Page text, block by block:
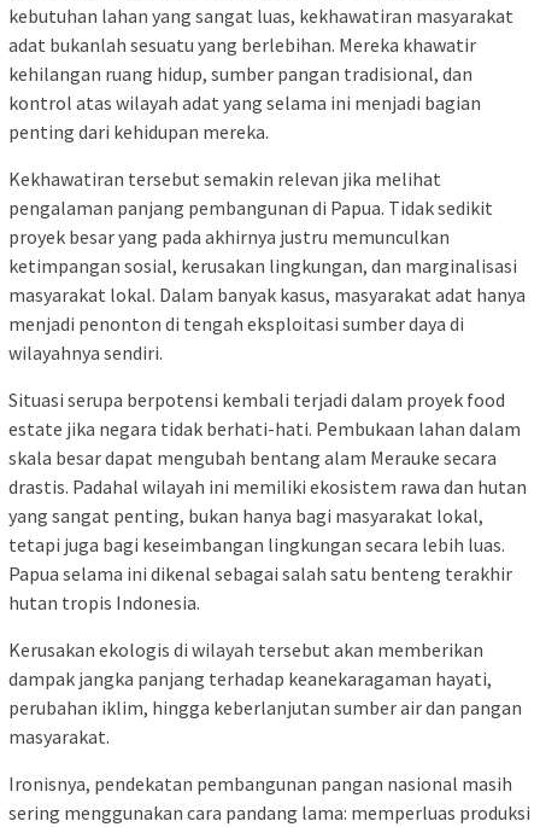
kebutuhan lahan yang sangat luas, kekhawatiran masyarakat
adat bukanlah sesuatu yang berlebihan. Mereka khawatir
kehilangan ruang hidup, sumber pangan tradisional, dan
kontrol atas wilayah adat yang selama ini menjadi bagian
penting dari kehidupan mereka.
Kekhawatiran tersebut semakin relevan jika melihat
pengalaman panjang pembangunan di Papua. Tidak sedikit
proyek besar yang pada akhirnya justru memunculkan
ketimpangan sosial, kerusakan lingkungan, dan marginalisasi
masyarakat lokal. Dalam banyak kasus, masyarakat adat hanya
menjadi penonton di tengah eksploitasi sumber daya di
wilayahnya sendiri.
Situasi serupa berpotensi kembali terjadi dalam proyek food
estate jika negara tidak berhati-hati. Pembukaan lahan dalam
skala besar dapat mengubah bentang alam Merauke secara
drastis. Padahal wilayah ini memiliki ekosistem rawa dan hutan
yang sangat penting, bukan hanya bagi masyarakat lokal,
tetapi juga bagi keseimbangan lingkungan secara lebih luas.
Papua selama ini dikenal sebagai salah satu benteng terakhir
hutan tropis Indonesia.
Kerusakan ekologis di wilayah tersebut akan memberikan
dampak jangka panjang terhadap keanekaragaman hayati,
perubahan iklim, hingga keberlanjutan sumber air dan pangan
masyarakat.
Ironisnya, pendekatan pembangunan pangan nasional masih
sering menggunakan cara pandang lama: memperluas produksi